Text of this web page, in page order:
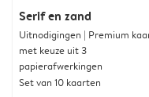
Serif en zand
Uitnodigingen | Premium
met keuze uit 3
papierafwerkingen
Set van 10 kaarten